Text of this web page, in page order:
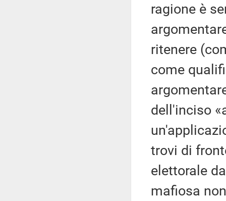
ragione è
ritenere
come
dell'inciso
trovi di
elettorale
mafiosa